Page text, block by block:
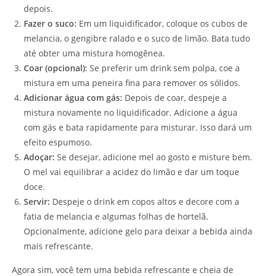
depois.
Fazer o suco: Em um liquidificador, coloque os cubos de
melancia, o gengibre ralado e o suco de limão. Bata tudo
até obter uma mistura homogênea.
Coar (opcional): Se preferir um drink sem polpa, coe a
mistura em uma peneira fina para remover os sólidos.
Adicionar água com gás: Depois de coar, despeje a
mistura novamente no liquidificador. Adicione a água
com gás e bata rapidamente para misturar. Isso dará um
efeito espumoso.
Adoçar: Se desejar, adicione mel ao gosto e misture bem.
O mel vai equilibrar a acidez do limão e dar um toque
doce.
Servir: Despeje o drink em copos altos e decore com a
fatia de melancia e algumas folhas de hortelã.
Opcionalmente, adicione gelo para deixar a bebida ainda
mais refrescante.
Agora sim, você tem uma bebida refrescante e cheia de